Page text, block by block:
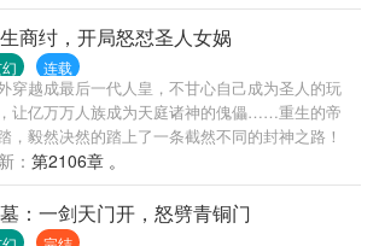
囡面前，全都变成没脾气的小绵羊，只想宠她宠
宠她。 为了改变书里一家子的悲惨结局，唐小囡
把养歪的三个哥哥掰正。 “大哥，老师好凶的，你
好不好？” “二哥，我身体这么差，要是有个神医
就好了。”唐小囡拍了拍自己的肥肚子，良心一点
痛。 “三哥，我想吃好多肉肉，可是要好多钱
” 于是，唐家三个恶霸，突然某一天揍跑了狐朋狗
开始奋发图强，只为了不让宝贝妹妹失望。 只掰
哥是不够的，唐小囡决定抱紧未来大佬的大腿，
还是个可怜的小狼崽，她要投喂未来大佬。 “霍哥
商纣，开局怒怼圣人女娲
连载
穿越成最后一代人皇，不甘心自己成为圣人的玩
让亿万万人族成为天庭诸神的傀儡……重生的帝
，毅然决然的踏上了一条截然不同的封神之路！
娲、叱太上、收龙族、定洪荒……为人族逆天改
着手建立最强大商，让人族凌驾于诸神之上，让
凌驾于天道之上！郑重说明：名下还有两本完本
，《九重至尊天》《九龙道祖》，搜书名或者点
： 第2106章 。
：一剑天门开，怒劈青铜门